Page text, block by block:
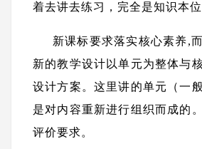
着去讲去练习，完全是知识本位
新课标要求落实核心素养,
新的教学设计以单元为整体与
设计方案。这里讲的单元（一
是对内容重新进行组织而成的
评价要求。